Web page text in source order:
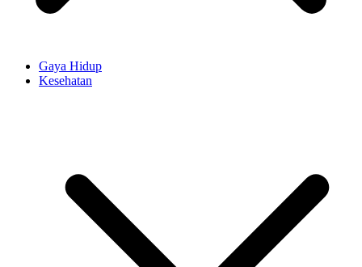
Gaya Hidup
Kesehatan